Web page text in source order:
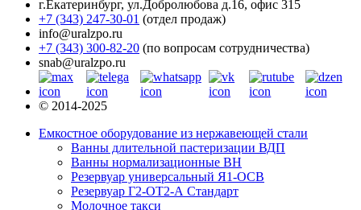
г.Екатеринбург, ул.Добролюбова д.16, офис 315
+7 (343) 247-30-01 (отдел продаж)
info@uralzpo.ru
+7 (343) 300-82-20 (по вопросам сотрудничества)
snab@uralzpo.ru
© 2014-2025
Емкостное оборудование из нержавеющей стали
Ванны длительной пастеризации ВДП
Ванны нормализационные ВН
Резервуар универсальный Я1-ОСВ
Резервуар Г2-ОТ2-А Стандарт
Молочное такси